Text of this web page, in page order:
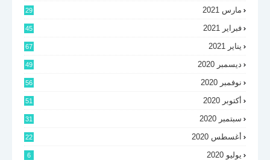
مارس 2021 29
فبراير 2021 45
يناير 2021 67
ديسمبر 2020 49
نوفمبر 2020 56
أكتوبر 2020 51
سبتمبر 2020 31
أغسطس 2020 22
يوليو 2020 6